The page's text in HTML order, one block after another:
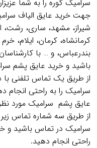
سرامیک کوره را به شما
جهت خرید عایق الیاف
شیراز، مشهد، ساری، رشت،
کرمانشاه، کرمان، ایلام،
بندرعباس، و … با
باشید و خرید عایق پشم
از طریق یک تماس تلفنی با
سرامیک را به راحتی
عایق پشم سرامیک مورد
از طریق سه شماره تماس
سرامیک در تماس باشید و
راحتی انجام دهید.